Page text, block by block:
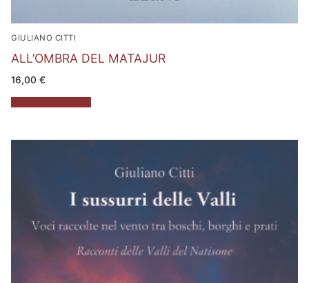
GIULIANO CITTI
ALL’OMBRA DEL MATAJUR
16,00 €